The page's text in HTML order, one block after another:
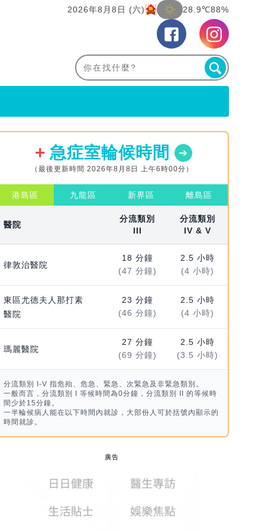
2026年8月8日 (六) 28.9℃88%
急症室輪候時間
（最後更新時間 2026年8月8日 上午6時00分）
港島區 九龍區 新界區 離島區
醫院
分流類別
III
分流類別
IV & V
律敦治醫院
18 分鐘
(47 分鐘)
2.5 小時
(4 小時)
東區尤德夫人那打素
醫院
23 分鐘
(46 分鐘)
2.5 小時
(4 小時)
瑪麗醫院
27 分鐘
(69 分鐘)
2.5 小時
(3.5 小時)
分流類別 I-V 指危殆、危急、緊急、次緊急及非緊急類別。
一般而言，分流類別 I 等候時間為0分鐘，分流類別 II 的等候時
間少於15分鐘。
一半輪候病人能在以下時間內就診，大部份人可於括號內顯示的
時間就診。
廣告